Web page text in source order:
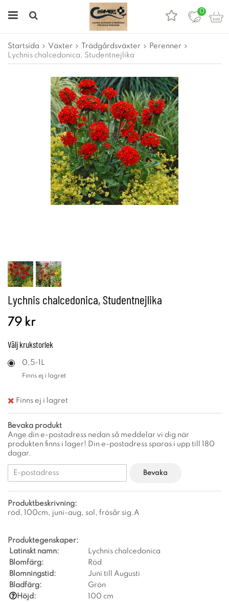
0
Startsida Växter Trädgårdsväxter
Perenner
Lychnis chalcedonica, Studentnejlika
Lychnis chalcedonica, Studentnejlika
79 kr
Välj krukstorlek
0,5-1L
Finns ej i lagret
Finns ej i lagret
Bevaka produkt
Ange din e-postadress nedan så meddelar vi dig när
produkten finns i lager! Din e-postadress sparas i upp till 180
dagar.
Bevaka
Produktbeskrivning:
röd, 100cm, juni-aug, sol, frösår sig.A
Produktegenskaper:
Latinskt namn:
Lychnis chalcedonica
Blomfärg:
Röd
Blomningstid:
Juni till Augusti
Bladfärg:
Grön
Höjd:
100 cm